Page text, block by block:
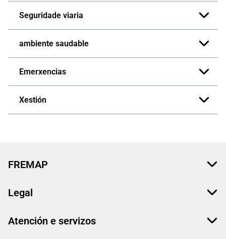
Seguridade viaria
ambiente saudable
Emerxencias
Xestión
FREMAP
Legal
Atención e servizos